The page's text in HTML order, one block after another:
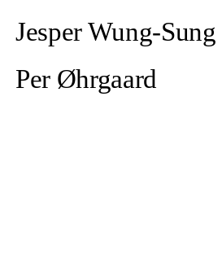
Jesper Wung-Sung
Per Øhrgaard